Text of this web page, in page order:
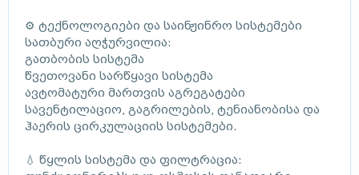
⚙️ ტექნოლოგიები და საინჟინრო სისტემები
სათბური აღჭურვილია:
გათბობის სისტემა
წვეთოვანი სარწყავი სისტემა
ავტომატური მართვის აგრეგატები
სავენტილაციო, გაგრილების, ტენიანობისა და
ჰაერის ცირკულაციის სისტემები.
💧 წყლის სისტემა და ფილტრაცია: